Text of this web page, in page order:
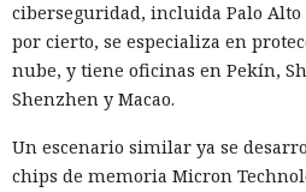
ciberseguridad, incluida Palo
por cierto, se especializa en
nube, y tiene oficinas en Pekín,
Shenzhen y Macao.
Un escenario similar ya se
chips de memoria Micron